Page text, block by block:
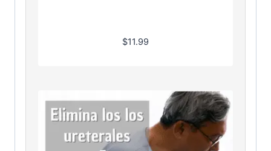
$11.99